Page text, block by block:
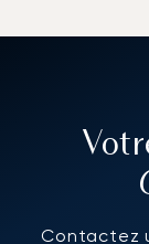
Contactez